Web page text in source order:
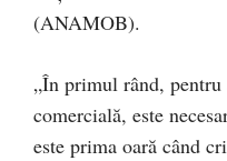
(ANAMOB).
„În primul rând,
comercială, este
este prima oară când